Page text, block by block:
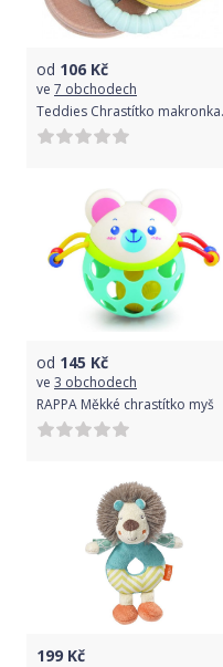
od 106 Kč
ve 7 obchodech
Teddies
od 145 Kč
ve 3 obchodech
RAPPA Měkké chrastítko myš
199 Kč